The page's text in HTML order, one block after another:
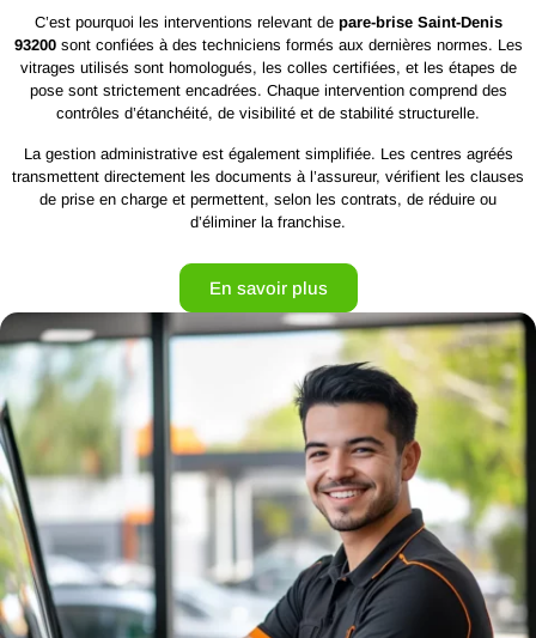
C’est pourquoi les interventions relevant de pare-brise Saint-Denis
93200sont confiées à des techniciens formés aux dernières normes. Les
vitrages utilisés sont homologués, les colles certifiées, et les étapes de
pose sont strictement encadrées. Chaque intervention comprend des
contrôles d’étanchéité, de visibilité et de stabilité structurelle.
La gestion administrative est également simplifiée. Les centres agréés
transmettent directement les documents à l’assureur, vérifient les clauses
de prise en charge et permettent, selon les contrats, de réduire ou
d’éliminer la franchise.
En savoir plus